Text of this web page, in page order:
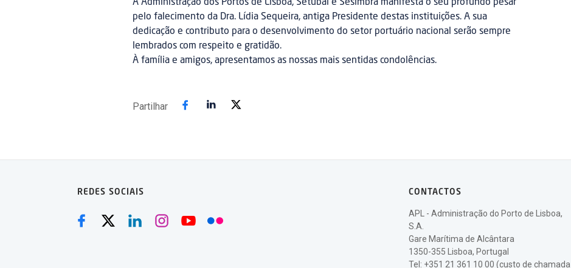
A Administração dos Portos de Lisboa, Setúbal e Sesimbra manifesta o seu profundo pesar
pelo falecimento da Dra. Lídia Sequeira, antiga Presidente destas instituições. A sua
dedicação e contributo para o desenvolvimento do setor portuário nacional serão sempre
lembrados com respeito e gratidão.
À família e amigos, apresentamos as nossas mais sentidas condolências.
Partilhar
REDES SOCIAIS CONTACTOS
APL - Administração do Porto de Lisboa,
S.A.
Gare Marítima de Alcântara
1350-355 Lisboa, Portugal
Tel: +351 21 361 10 00 (custo de chamada